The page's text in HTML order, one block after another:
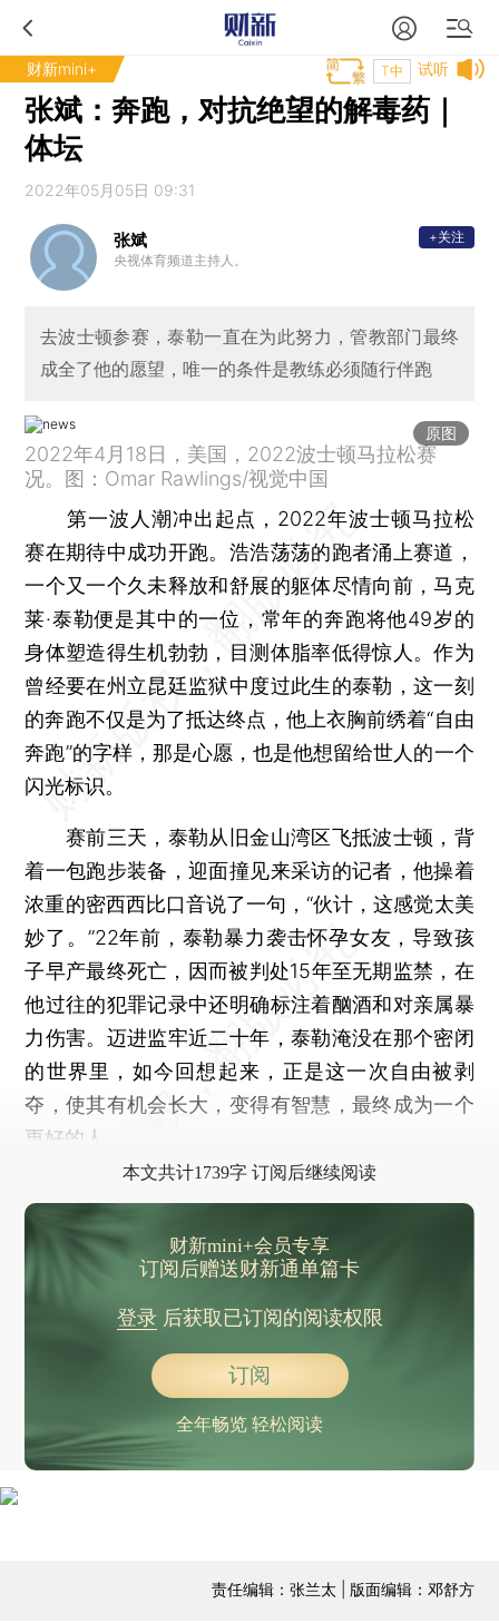
财新mini+ 试听
T中
张斌：奔跑，对抗绝望的解毒药｜
体坛
2022年05月05日 09:31
张斌
央视体育频道主持人。
+关注
去波士顿参赛，泰勒一直在为此努力，管教部门最终
成全了他的愿望，唯一的条件是教练必须随行伴跑
原图
2022年4月18日，美国，2022波士顿马拉松赛
况。图：Omar Rawlings/视觉中国
第一波人潮冲出起点，2022年波士顿马拉松
赛在期待中成功开跑。浩浩荡荡的跑者涌上赛道，
一个又一个久未释放和舒展的躯体尽情向前，马克
莱·泰勒便是其中的一位，常年的奔跑将他49岁的
身体塑造得生机勃勃，目测体脂率低得惊人。作为
曾经要在州立昆廷监狱中度过此生的泰勒，这一刻
的奔跑不仅是为了抵达终点，他上衣胸前绣着“自由
奔跑”的字样，那是心愿，也是他想留给世人的一个
闪光标识。
赛前三天，泰勒从旧金山湾区飞抵波士顿，背
着一包跑步装备，迎面撞见来采访的记者，他操着
浓重的密西西比口音说了一句，“伙计，这感觉太美
妙了。”22年前，泰勒暴力袭击怀孕女友，导致孩
子早产最终死亡，因而被判处15年至无期监禁，在
他过往的犯罪记录中还明确标注着酗酒和对亲属暴
力伤害。迈进监牢近二十年，泰勒淹没在那个密闭
的世界里，如今回想起来，正是这一次自由被剥
夺，使其有机会长大，变得有智慧，最终成为一个
更好的人。
本文共计1739字 订阅后继续阅读
财新mini+会员专享
订阅后赠送财新通单篇卡
登录后获取已订阅的阅读权限
订阅
全年畅览 轻松阅读
责任编辑：张兰太 | 版面编辑：邓舒方